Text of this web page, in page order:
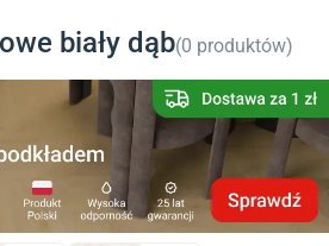
biały dąb(0 produktów)